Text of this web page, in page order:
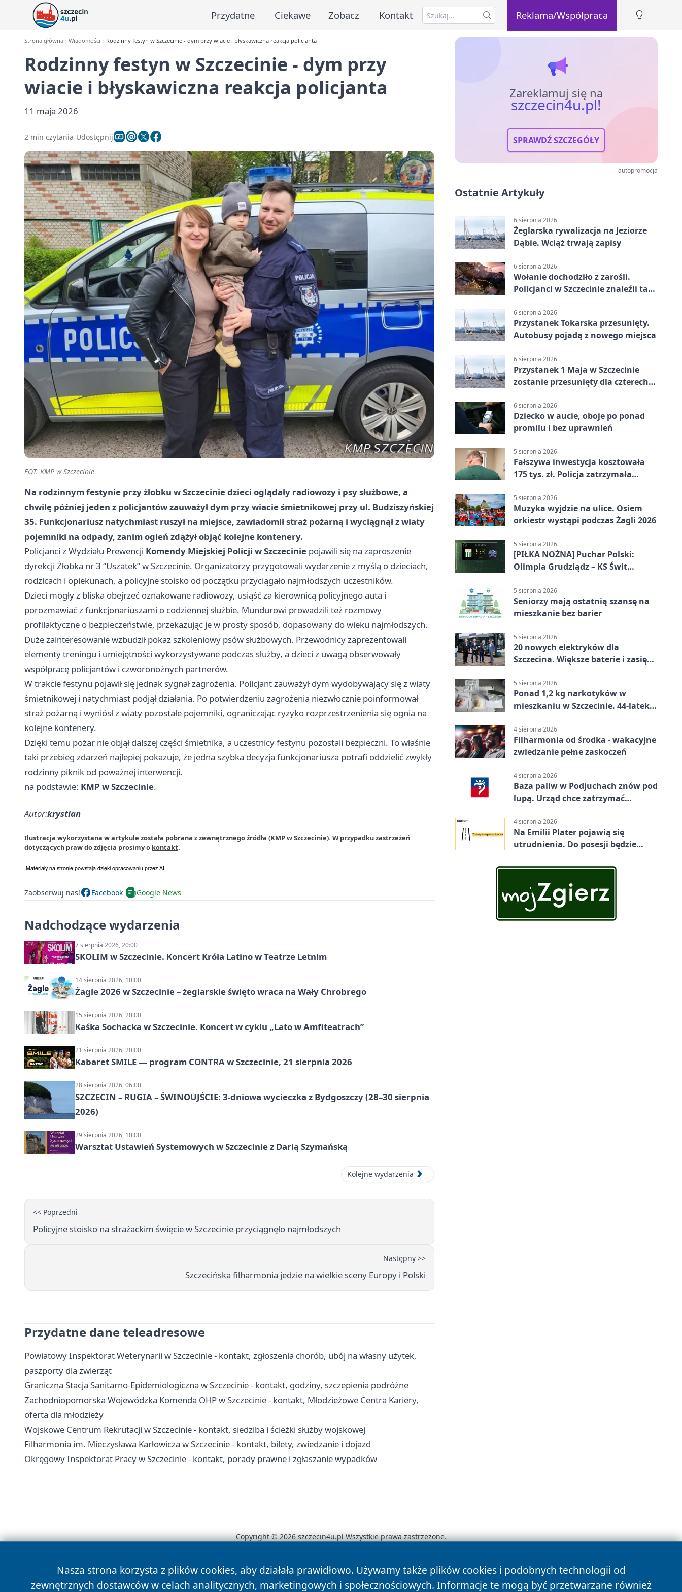
Przydatne Ciekawe Zobacz Kontakt Reklama/Współpraca
Strona główna Wiadomości Rodzinny festyn w Szczecinie - dym przy wiacie i błyskawiczna reakcja policjanta
Rodzinny festyn w Szczecinie - dym przy
wiacie i błyskawiczna reakcja policjanta
11 maja 2026
2 min czytania Udostępnij
FOT. KMP w Szczecinie
Na rodzinnym festynie przy żłobku w Szczecinie dzieci oglądały radiowozy i psy służbowe, a
chwilę później jeden z policjantów zauważył dym przy wiacie śmietnikowej przy ul. Budziszyńskiej
35. Funkcjonariusz natychmiast ruszył na miejsce, zawiadomił straż pożarną i wyciągnął z wiaty
pojemniki na odpady, zanim ogień zdążył objąć kolejne kontenery.
Policjanci z Wydziału Prewencji Komendy Miejskiej Policji w Szczecinie pojawili się na zaproszenie
dyrekcji Żłobka nr 3 “Uszatek” w Szczecinie. Organizatorzy przygotowali wydarzenie z myślą o dzieciach,
rodzicach i opiekunach, a policyjne stoisko od początku przyciągało najmłodszych uczestników.
Dzieci mogły z bliska obejrzeć oznakowane radiowozy, usiąść za kierownicą policyjnego auta i
porozmawiać z funkcjonariuszami o codziennej służbie. Mundurowi prowadzili też rozmowy
profilaktyczne o bezpieczeństwie, przekazując je w prosty sposób, dopasowany do wieku najmłodszych.
Duże zainteresowanie wzbudził pokaz szkoleniowy psów służbowych. Przewodnicy zaprezentowali
elementy treningu i umiejętności wykorzystywane podczas służby, a dzieci z uwagą obserwowały
współpracę policjantów i czworonożnych partnerów.
W trakcie festynu pojawił się jednak sygnał zagrożenia. Policjant zauważył dym wydobywający się z wiaty
śmietnikowej i natychmiast podjął działania. Po potwierdzeniu zagrożenia niezwłocznie poinformował
straż pożarną i wyniósł z wiaty pozostałe pojemniki, ograniczając ryzyko rozprzestrzenienia się ognia na
kolejne kontenery.
Dzięki temu pożar nie objął dalszej części śmietnika, a uczestnicy festynu pozostali bezpieczni. To właśnie
taki przebieg zdarzeń najlepiej pokazuje, że jedna szybka decyzja funkcjonariusza potrafi oddzielić zwykły
rodzinny piknik od poważnej interwencji.
na podstawie: KMP w Szczecinie.
Autor:krystian
Ilustracja wykorzystana w artykule została pobrana z zewnętrznego źródła (KMP w Szczecinie). W przypadku zastrzeżeń
dotyczących praw do zdjęcia prosimy o kontakt.
Zaobserwuj nas! Facebook Google News
Nadchodzące wydarzenia
7 sierpnia 2026, 20:00
SKOLIM w Szczecinie. Koncert Króla Latino w Teatrze Letnim
14 sierpnia 2026, 10:00
Żagle 2026 w Szczecinie – żeglarskie święto wraca na Wały Chrobrego
15 sierpnia 2026, 20:00
Kaśka Sochacka w Szczecinie. Koncert w cyklu „Lato w Amfiteatrach”
21 sierpnia 2026, 20:00
Kabaret SMILE — program CONTRA w Szczecinie, 21 sierpnia 2026
28 sierpnia 2026, 06:00
SZCZECIN – RUGIA – ŚWINOUJŚCIE: 3-dniowa wycieczka z Bydgoszczy (28–30 sierpnia
2026)
29 sierpnia 2026, 10:00
Warsztat Ustawień Systemowych w Szczecinie z Darią Szymańską
Kolejne wydarzenia
<< Poprzedni
Policyjne stoisko na strażackim święcie w Szczecinie przyciągnęło najmłodszych
Następny >>
Szczecińska filharmonia jedzie na wielkie sceny Europy i Polski
Przydatne dane teleadresowe
Powiatowy Inspektorat Weterynarii w Szczecinie - kontakt, zgłoszenia chorób, ubój na własny użytek,
paszporty dla zwierząt
Graniczna Stacja Sanitarno-Epidemiologiczna w Szczecinie - kontakt, godziny, szczepienia podróżne
Zachodniopomorska Wojewódzka Komenda OHP w Szczecinie - kontakt, Młodzieżowe Centra Kariery,
oferta dla młodzieży
Wojskowe Centrum Rekrutacji w Szczecinie - kontakt, siedziba i ścieżki służby wojskowej
Filharmonia im. Mieczysława Karłowicza w Szczecinie - kontakt, bilety, zwiedzanie i dojazd
Okręgowy Inspektorat Pracy w Szczecinie - kontakt, porady prawne i zgłaszanie wypadków
Zareklamuj się na
szczecin4u.pl!
SPRAWDŹ SZCZEGÓŁY
autopromocja
Ostatnie Artykuły
6 sierpnia 2026
Żeglarska rywalizacja na Jeziorze
Dąbie. Wciąż trwają zapisy
6 sierpnia 2026
Wołanie dochodziło z zarośli.
Policjanci w Szczecinie znaleźli tam
6 sierpnia 2026
Przystanek Tokarska przesunięty.
Autobusy pojadą z nowego miejsca
6 sierpnia 2026
Przystanek 1 Maja w Szczecinie
zostanie przesunięty dla czterech
6 sierpnia 2026
Dziecko w aucie, oboje po ponad
promilu i bez uprawnień
5 sierpnia 2026
Fałszywa inwestycja kosztowała
175 tys. zł. Policja zatrzymała
5 sierpnia 2026
Muzyka wyjdzie na ulice. Osiem
orkiestr wystąpi podczas Żagli 2026
5 sierpnia 2026
[PIŁKA NOŻNA] Puchar Polski:
Olimpia Grudziądz – KS Świt
stracił dwubramkowe prowadzenie
5 sierpnia 2026
Seniorzy mają ostatnią szansę na
mieszkanie bez barier
5 sierpnia 2026
20 nowych elektryków dla
Szczecina. Większe baterie i zasięg
5 sierpnia 2026
Ponad 1,2 kg narkotyków w
mieszkaniu w Szczecinie. 44-latek
4 sierpnia 2026
Filharmonia od środka - wakacyjne
zwiedzanie pełne zaskoczeń
4 sierpnia 2026
Baza paliw w Podjuchach znów pod
lupą. Urząd chce zatrzymać
4 sierpnia 2026
Na Emilii Plater pojawią się
utrudnienia. Do posesji będzie
Nasza strona korzysta z plików cookies, aby działała prawidłowo. Używamy także plików cookies i podobnych technologii od
zewnętrznych dostawców w celach analitycznych, marketingowych i społecznościowych. Informacje te mogą być przetwarzane również
Copyright © 2026 szczecin4u.pl Wszystkie prawa zastrzeżone.
News Autorzy Polityka Prywatności Polityka Cookies